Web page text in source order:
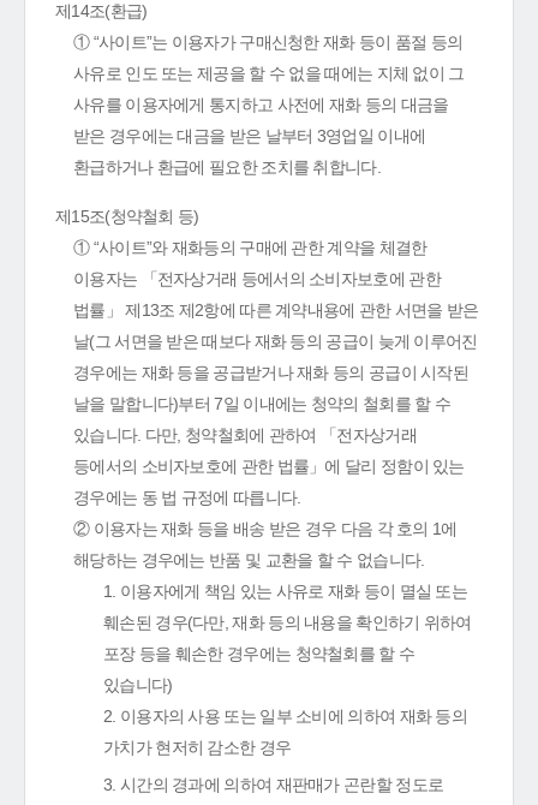
제14조(환급)
① “사이트”는 이용자가 구매신청한 재화 등이 품절 등의
사유로 인도 또는 제공을 할 수 없을 때에는 지체 없이 그
사유를 이용자에게 통지하고 사전에 재화 등의 대금을
받은 경우에는 대금을 받은 날부터 3영업일 이내에
환급하거나 환급에 필요한 조치를 취합니다.
제15조(청약철회 등)
① “사이트”와 재화등의 구매에 관한 계약을 체결한
이용자는 「전자상거래 등에서의 소비자보호에 관한
법률」 제13조 제2항에 따른 계약내용에 관한 서면을 받은
날(그 서면을 받은 때보다 재화 등의 공급이 늦게 이루어진
경우에는 재화 등을 공급받거나 재화 등의 공급이 시작된
날을 말합니다)부터 7일 이내에는 청약의 철회를 할 수
있습니다. 다만, 청약철회에 관하여 「전자상거래
등에서의 소비자보호에 관한 법률」에 달리 정함이 있는
경우에는 동 법 규정에 따릅니다.
② 이용자는 재화 등을 배송 받은 경우 다음 각 호의 1에
해당하는 경우에는 반품 및 교환을 할 수 없습니다.
1. 이용자에게 책임 있는 사유로 재화 등이 멸실 또는
훼손된 경우(다만, 재화 등의 내용을 확인하기 위하여
포장 등을 훼손한 경우에는 청약철회를 할 수
있습니다)
2. 이용자의 사용 또는 일부 소비에 의하여 재화 등의
가치가 현저히 감소한 경우
3. 시간의 경과에 의하여 재판매가 곤란할 정도로